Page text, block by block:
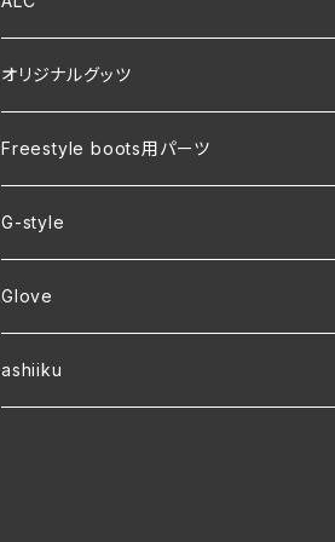
オリジナルグッツ
裏地付き オリジナルコーチジャケット
ver.2 毛玉が出来にくい・裏起毛 オリジナル
ver.1 速乾・裏起毛・サイズ豊富 オリジナル
ワラーチwebオーダー
Freestyle boots用パーツ
G-style
Glove
ashiiku